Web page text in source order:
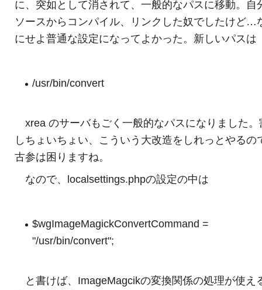
に、突如として消されて、一般的なパスに移動。自
ソースからコンパイル、リンクした奴でしたけど…
にせよ普通な設定になってよかった。新しいパスは
/usr/bin/convert
xrea のサーバもごく一般的なパスになりました。
しちょいちょい、こういう大改造をしれっとやるの
古参は困りますね。
なので、localsettings.phpの設定の中は
$wgImageMagickConvertCommand =
"/usr/bin/convert";
と書けば、ImageMagcikの変換関係の処理が使え